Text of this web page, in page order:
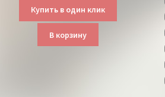
Купить в один клик
В корзину